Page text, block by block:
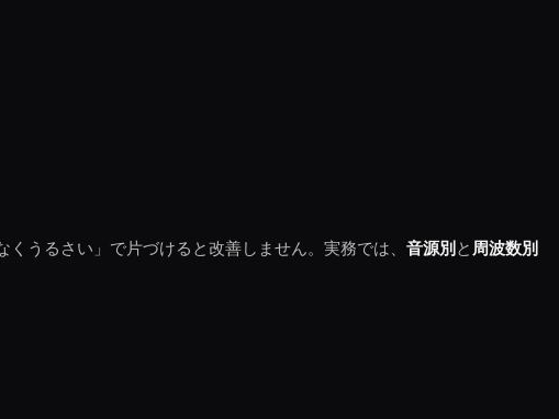
うるさい」で片づけると改善しません。実務では、 音源別 と 周波数別